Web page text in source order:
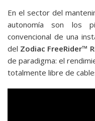
En el sector del
autonomía son los
convencional de una
del Zodiac FreeRider™
de paradigma: el
totalmente libre de